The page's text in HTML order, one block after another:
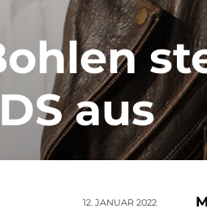
aus
12. JANUAR 2022